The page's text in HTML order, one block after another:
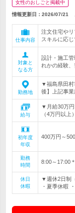
女性のおしごと掲載中
情報更新日：2026/07/21
仕事内容
注文住宅や
スキルに応
対象と
なる方
設計・施工
れかの経験
勤務地
▼福島県田村
後】上記事
給与
▼月給30万
（4万円以
初年度
年収
400万円～
勤務
時間
8:00～17:00
休日
休暇
▼週休2日制
・夏季休暇